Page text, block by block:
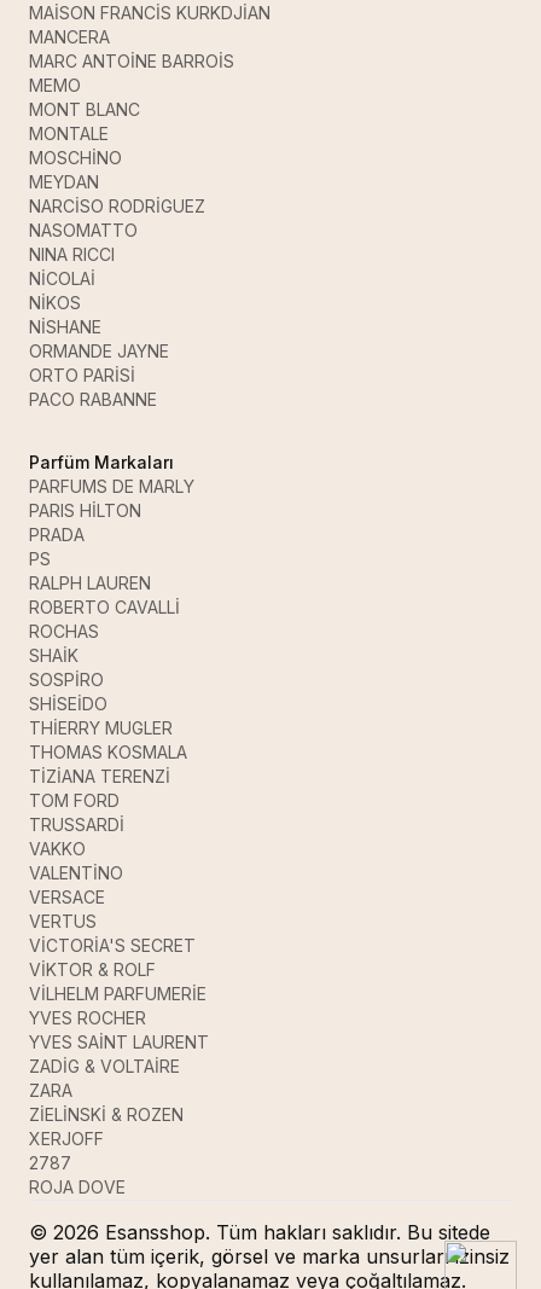
MAİSON FRANCİS KURKDJİAN
MANCERA
MARC ANTOİNE BARROİS
MEMO
MONT BLANC
MONTALE
MOSCHİNO
MEYDAN
NARCİSO RODRİGUEZ
NASOMATTO
NINA RICCI
NİCOLAİ
NİKOS
NİSHANE
ORMANDE JAYNE
ORTO PARİSİ
PACO RABANNE
Parfüm Markaları
PARFUMS DE MARLY
PARIS HİLTON
PRADA
PS
RALPH LAUREN
ROBERTO CAVALLİ
ROCHAS
SHAİK
SOSPİRO
SHİSEİDO
THİERRY MUGLER
THOMAS KOSMALA
TİZİANA TERENZİ
TOM FORD
TRUSSARDİ
VAKKO
VALENTİNO
VERSACE
VERTUS
VİCTORİA'S SECRET
VİKTOR & ROLF
VİLHELM PARFUMERİE
YVES ROCHER
YVES SAİNT LAURENT
ZADİG & VOLTAİRE
ZARA
ZİELİNSKİ & ROZEN
XERJOFF
2787
ROJA DOVE
© 2026 Esansshop. Tüm hakları saklıdır. Bu sitede
yer alan tüm içerik, görsel ve marka unsurları izinsiz
kullanılamaz, kopyalanamaz veya çoğaltılamaz.